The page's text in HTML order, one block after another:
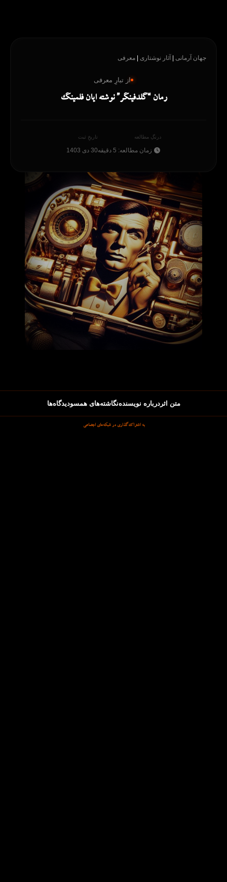
جهان آرمانی| آثار نوشتاری| معرفی
از تبارِ معرفی
رمان “گلدفینگر” نوشته ایان فلمینگ
درنگِ مطالعه
زمان مطالعه: 5 دقیقه
تاریخِ ثبت
30 دی 1403
متن اثر درباره نویسندهنگاشته‌های همسودیدگاه‌ها
به اشتراک‌گذاری در شبکه‌های اجتماعی